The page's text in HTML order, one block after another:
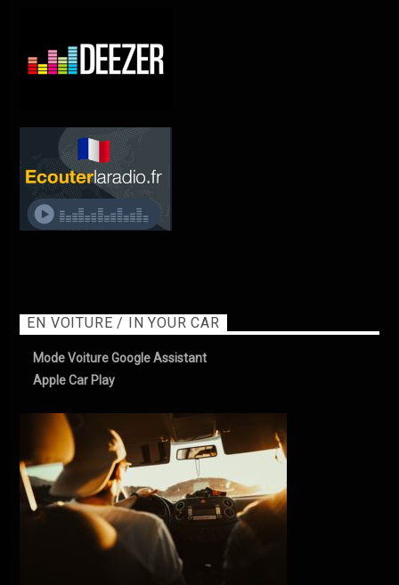
EN VOITURE / IN YOUR CAR
Mode Voiture Google Assistant
Apple Car Play